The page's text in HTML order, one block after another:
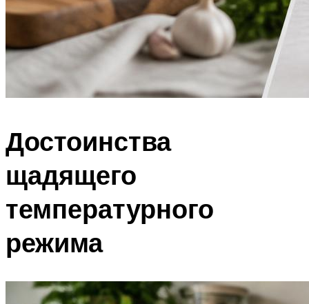
Достоинства
щадящего
температурного
режима